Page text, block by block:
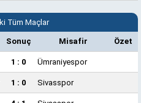
Tüm Maçlar
Sonuç Misafir Özet
1 : 0 Ümraniyespor
1 : 0 Sivasspor